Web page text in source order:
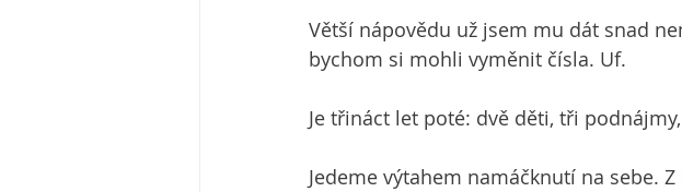
Větší nápovědu už jsem mu dát snad
bychom si mohli vyměnit čísla. Uf.
Je třináct let poté: dvě děti, tři
Jedeme výtahem namáčknutí na sebe.